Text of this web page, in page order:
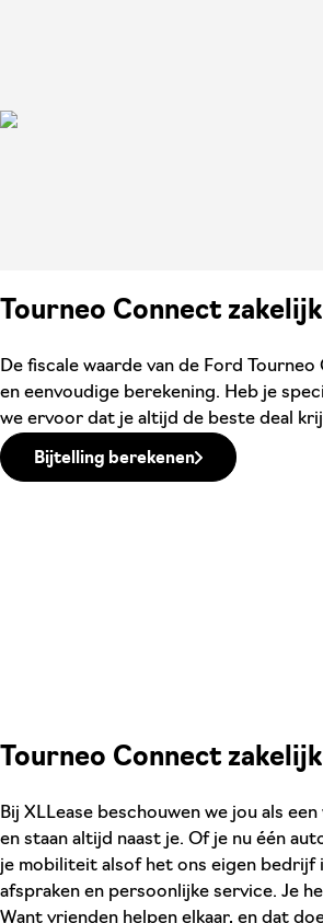
Tourneo Connect
De fiscale waarde van de Ford
en eenvoudige berekening. Heb je
we ervoor dat je altijd de beste deal
Bijtelling berekenen
Tourneo Connect
Bij XLLease beschouwen we jou als
en staan altijd naast je. Of je nu één
je mobiliteit alsof het ons eigen bedrijf
afspraken en persoonlijke service. Je
Want vrienden helpen elkaar, en dat